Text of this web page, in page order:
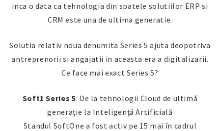
inca o data ca tehnologia din spatele solutiilor ERP si
CRM este una de ultima generatie.
Solutia relativ noua denumita Series 5 ajuta deopotriva
antreprenorii si angajatii in aceasta era a digitalizarii.
Ce face mai exact Series 5?
Soft1 Series 5: De la tehnologii Cloud de ultimă
generație la Inteligență Artificială
Standul SoftOne a fost activ pe 15 mai în cadrul